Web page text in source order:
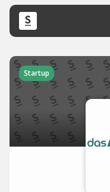
Startup